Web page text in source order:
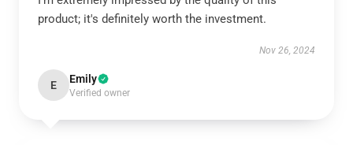
product; it's definitely worth the investment.
Nov 26, 2024
E Emily
Verified owner